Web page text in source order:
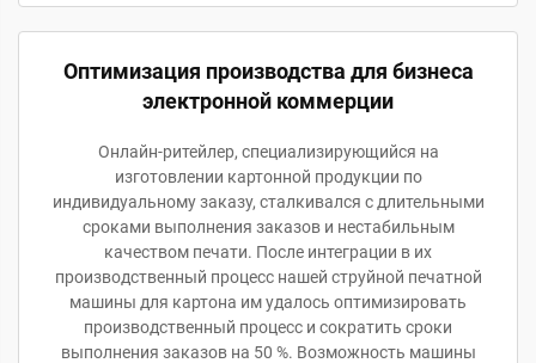
Оптимизация производства для бизнеса
электронной коммерции
Онлайн-ритейлер, специализирующийся на
изготовлении картонной продукции по
индивидуальному заказу, сталкивался с длительными
сроками выполнения заказов и нестабильным
качеством печати. После интеграции в их
производственный процесс нашей струйной печатной
машины для картона им удалось оптимизировать
производственный процесс и сократить сроки
выполнения заказов на 50 %. Возможность машины